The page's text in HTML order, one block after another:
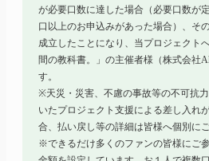
が必要口数に達した場合（必要口数が
口以上のお申込みがあった場合）、そ
成立したことになり、当プロジェクト
間の教科書。」の主催者様（株式会社
す。
※天災・災害、不慮の事故等の不可抗
いたプロジェクト支援による差し入れ
合、払い戻し等の詳細は皆様へ個別に
※できるだけ多くのファンの皆様にご